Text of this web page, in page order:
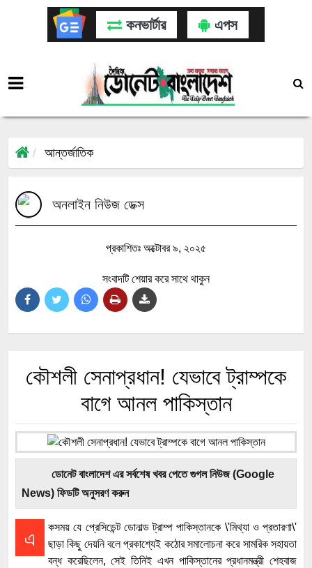
কনভার্টার এপস
আন্তর্জাতিক
অনলাইন নিউজ ডেক্স
প্রকাশিতঃ অক্টোবর ৯, ২০২৫
সংবাদটি শেয়ার করে সাথে থাকুন
কৌশলী সেনাপ্রধান! যেভাবে ট্রাম্পকে
বাগে আনল পাকিস্তান
ডোনেট বাংলাদেশ এর সর্বশেষ খবর পেতে গুগল নিউজ (Google
News) ফিডটি অনুসরণ করুন
এ
কসময় যে প্রেসিডেন্ট ডোনাল্ড ট্রাম্প পাকিস্তানকে \'মিথ্যা ও প্রতারণা\'
ছাড়া কিছু দেয়নি বলে প্রকাশ্যেই কঠোর সমালোচনা করে সামরিক সহায়তা
বন্ধ করেছিলেন, সেই তিনিই এখন পাকিস্তানের প্রধানমন্ত্রী শেহবাজ